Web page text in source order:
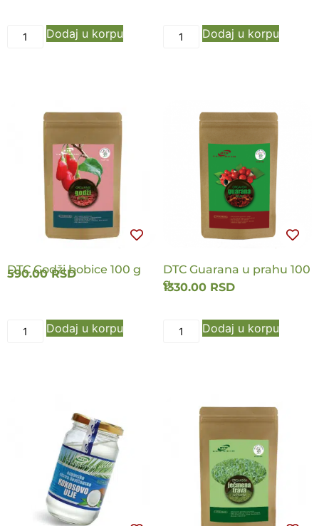
Dodaj u korpu Dodaj u korpu
DTC Godži bobice 100 g
590.00RSD
Dodaj u korpu
DTC Guarana u prahu 100
g
1330.00 RSD
Dodaj u korpu